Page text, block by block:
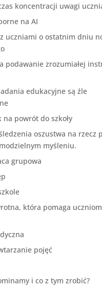
koncentracji uwagi
na AI
uczniami o ostatnim dniu
podawanie zrozumiałej
edukacyjne są źle
na powrót do szkoły
oszustwa na rzecz
myśleniu.
grupowa
która pomaga
pojęć
i co z tym zrobić?